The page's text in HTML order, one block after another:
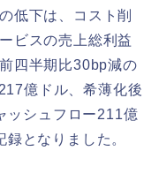
低下は、コスト削
ビスの売上総利益
四半期比30bp減の
億ドル、希薄化後
ッシュフロー211億
となりました。